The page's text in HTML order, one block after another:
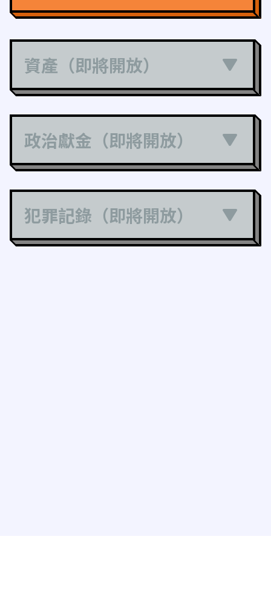
資產（即將開放）
政治獻金（即將開放）
犯罪記錄（即將開放）